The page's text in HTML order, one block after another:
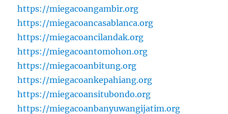
https://miegacoangambir.org
https://miegacoancasablanca.org
https://miegacoancilandak.org
https://miegacoantomohon.org
https://miegacoanbitung.org
https://miegacoankepahiang.org
https://miegacoansitubondo.org
https://miegacoanbanyuwangijatim.org